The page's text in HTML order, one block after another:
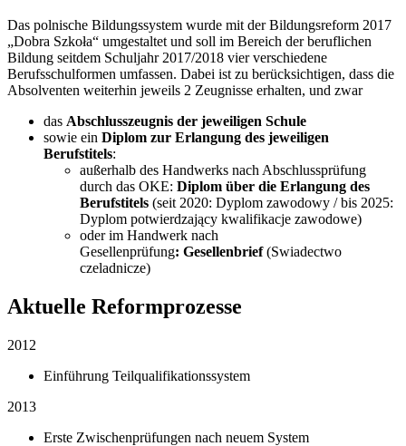
Das polnische Bildungssystem wurde mit der Bildungsreform 2017
„Dobra Szkoła“ umgestaltet und soll im Bereich der beruflichen
Bildung seitdem Schuljahr 2017/2018 vier verschiedene
Berufsschulformen umfassen. Dabei ist zu berücksichtigen, dass die
Absolventen weiterhin jeweils 2 Zeugnisse erhalten, und zwar
das Abschlusszeugnis der jeweiligen Schule
sowie ein Diplom zur Erlangung des jeweiligen
Berufstitels:
außerhalb des Handwerks nach Abschlussprüfung
durch das OKE: Diplom über die Erlangung des
Berufstitels (seit 2020: Dyplom zawodowy / bis 2025:
Dyplom potwierdzający kwalifikacje zawodowe)
oder im Handwerk nach
Gesellenprüfung: Gesellenbrief(Swiadectwo
czeladnicze)
Aktuelle Reformprozesse
2012
Einführung Teilqualifikationssystem
2013
Erste Zwischenprüfungen nach neuem System